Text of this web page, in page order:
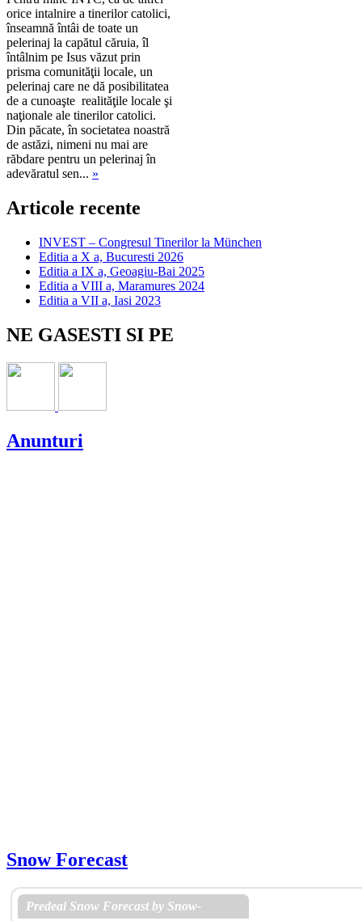
orice intalnire a tinerilor catolici,
înseamnă întâi de toate un
pelerinaj la capătul căruia, îl
întâlnim pe Isus văzut prin
prisma comunităţii locale, un
pelerinaj care ne dă posibilitatea
de a cunoaşte realităţile locale şi
naţionale ale tinerilor catolici.
Din păcate, în societatea noastră
de astăzi, nimeni nu mai are
răbdare pentru un pelerinaj în
adevăratul sen... »
Articole recente
INVEST – Congresul Tinerilor la München
Editia a X a, Bucuresti 2026
Editia a IX a, Geoagiu-Bai 2025
Editia a VIII a, Maramures 2024
Editia a VII a, Iasi 2023
NE GASESTI SI PE
Anunturi
Snow Forecast